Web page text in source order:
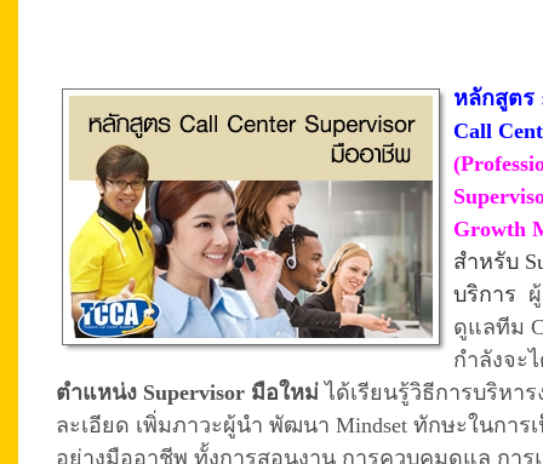
หลักสูตร
Call
Growth
สำหรับ
บริการ
ดูแลทีม
กำลังจะ
ตำแหน่ง Supervisor มือใหม่ ได้เรียนรู้วิธีการบริหา
ละเอียด เพิ่มภาวะผู้นำ พัฒนา Mindset ทักษะในการ
อย่างมืออาชีพ ทั้งการสอนงาน การควบคุมดูแล กา